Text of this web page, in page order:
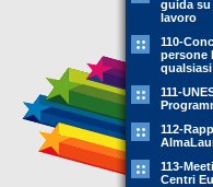
guida
lavoro
110-
persone
111-
112-
113-
Centri